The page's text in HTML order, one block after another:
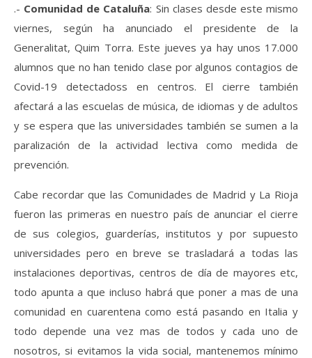
.- Comunidad de Cataluña: Sin clases desde este mismo
viernes, según ha anunciado el presidente de la
Generalitat, Quim Torra. Este jueves ya hay unos 17.000
alumnos que no han tenido clase por algunos contagios de
Covid-19 detectadoss en centros. El cierre también
afectará a las escuelas de música, de idiomas y de adultos
y se espera que las universidades también se sumen a la
paralización de la actividad lectiva como medida de
prevención.
Cabe recordar que las Comunidades de Madrid y La Rioja
fueron las primeras en nuestro país de anunciar el cierre
de sus colegios, guarderías, institutos y por supuesto
universidades pero en breve se trasladará a todas las
instalaciones deportivas, centros de día de mayores etc,
todo apunta a que incluso habrá que poner a mas de una
comunidad en cuarentena como está pasando en Italia y
todo depende una vez mas de todos y cada uno de
nosotros, si evitamos la vida social, mantenemos mínimo